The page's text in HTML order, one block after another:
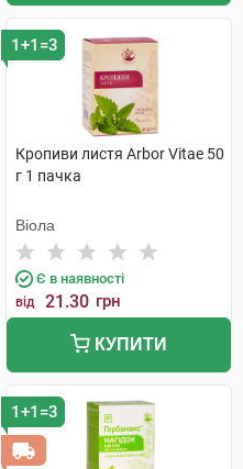
1+1=3
Кропиви листя Arbor Vitae 50
г 1 пачка
Віола
Є в наявності
від 21.30 грн
КУПИТИ
1+1=3